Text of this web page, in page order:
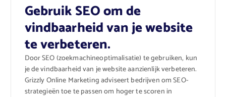
Gebruik SEO om de
vindbaarheid van je website
te verbeteren.
Door SEO (zoekmachineoptimalisatie) te gebruiken, kun
je de vindbaarheid van je website aanzienlijk verbeteren.
Grizzly Online Marketing adviseert bedrijven om SEO-
strategieën toe te passen om hoger te scoren in